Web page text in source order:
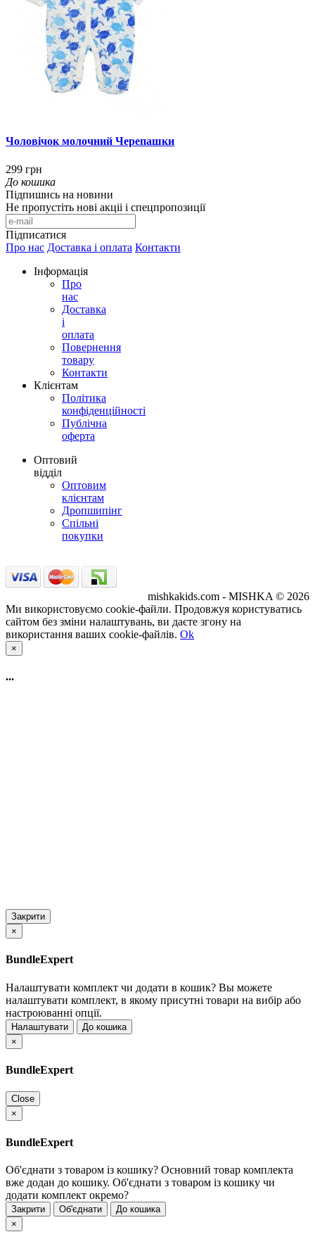
Чоловічок молочний Черепашки
299 грн
До кошика
Підпишись на новини
Не пропустіть нові акціі і спецпропозиції
Підписатися
Про нас Доставка і оплата Контакти
Інформація
Про
нас
Доставка
і
оплата
Повернення
товару
Контакти
Клієнтам
Політика
конфіденційності
Публічна
оферта
Оптовий
відділ
Оптовим
клієнтам
Дропшипінг
Спільні
покупки
mishkakids.com - MISHKA © 2026
Ми використовуємо cookie-файли. Продовжуя користуватись
сайтом без зміни налаштувань, ви даєте згону на
використання ваших cookie-файлів. Ok
×
...
Закрити
×
BundleExpert
Налаштувати комплект чи додати в кошик? Вы можете
налаштувати комплект, в якому присутні товари на вибір або
настроюванні опції.
Налаштувати
До кошика
×
BundleExpert
Close
×
BundleExpert
Об'єднати з товаром із кошику? Основний товар комплекта
вже додан до кошику. Об'єднати з товаром із кошику чи
додати комплект окремо?
Закрити Об'єднати
До кошика
×